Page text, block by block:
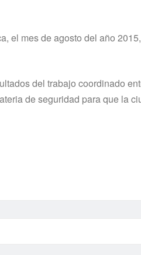
el mes de agosto del año
del trabajo coordinado
de seguridad para que la